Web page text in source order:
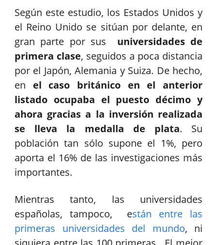
Según este estudio, los Estados Unidos y
el Reino Unido se sitúan por delante, en
gran parte por sus universidades de
primera clase, seguidos a poca distancia
por el Japón, Alemania y Suiza. De hecho,
en el caso británico en el anterior
listado ocupaba el puesto décimo y
ahora gracias a la inversión realizada
se lleva la medalla de plata. Su
población tan sólo supone el 1%, pero
aporta el 16% de las investigaciones más
importantes.
Mientras tanto, las universidades
españolas, tampoco, están entre las
primeras universidades del mundo, ni